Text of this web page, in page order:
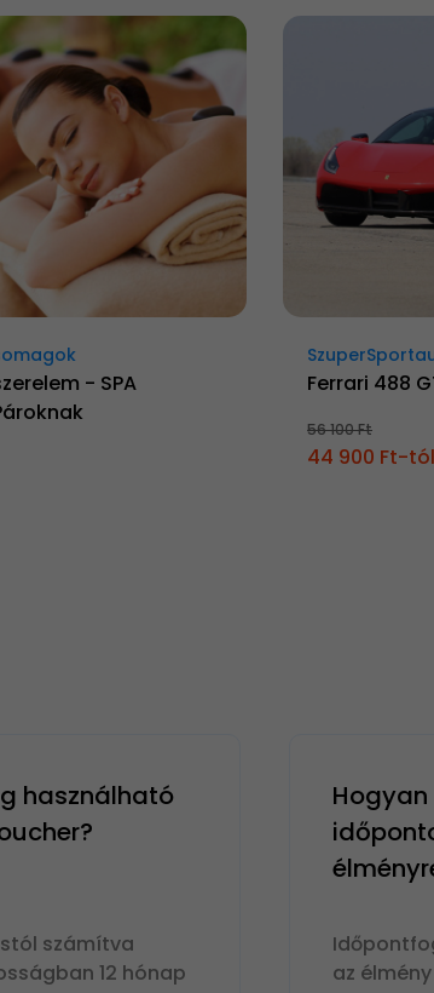
- SPA
Ferrari 488
56 100 Ft
44 900 Ft-tól
használható
számítva
12 hónap
az